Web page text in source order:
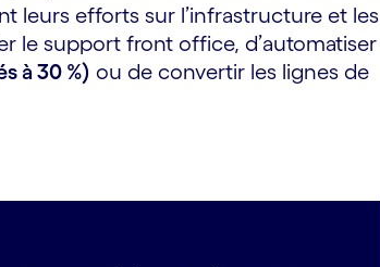
leurs efforts sur l’infrastructure et les
le support front office, d’automatiser
à 30 %) ou de convertir les lignes de